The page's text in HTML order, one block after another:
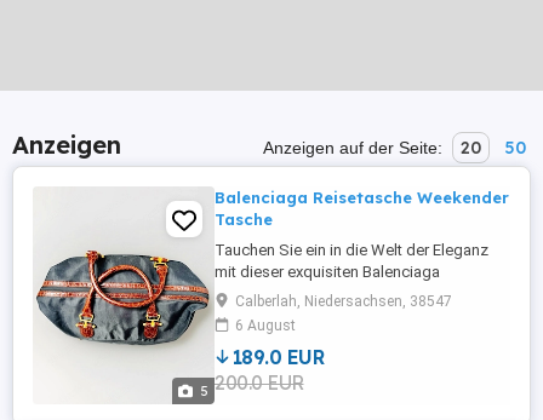
Anzeigen Anzeigen auf der Seite: 20 50
5
Balenciaga Reisetasche Weekender
Tasche
Tauchen Sie ein in die Welt der Eleganz
mit dieser exquisiten Balenciaga
Reisetasche aus der Weekend-Serie, die
einen Hauch von Vintage-Charme
versprüht. Die Tasche präsentiert sich in
einem ansprechenden Blauton, der von
hochwertigem Leder und Nylon gefertigt
Calberlah, Niedersachsen, 38547
6 August
189.0 EUR
200.0 EUR